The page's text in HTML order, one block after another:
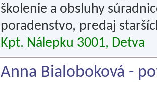
školenie a obsluhy
poradenstvo, predaj
Kpt. Nálepku 3001, Detva
Anna Bialoboková -